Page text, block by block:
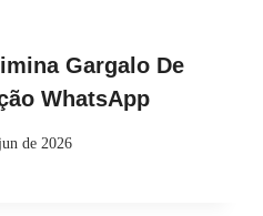
Gargalo De
WhatsApp
de 2026